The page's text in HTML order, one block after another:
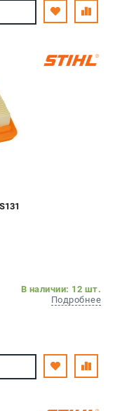
В наличии: 12 шт.
Подробнее